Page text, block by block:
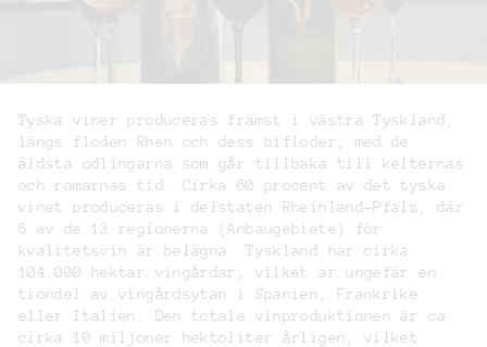
Tyska viner produceras främst i västra Tyskland,
längs floden Rhen och dess bifloder, med de
äldsta odlingarna som går tillbaka till kelternas
och romarnas tid. Cirka 60 procent av det tyska
vinet produceras i delstaten Rheinland-Pfalz, där
6 av de 13 regionerna (Anbaugebiete) för
kvalitetsvin är belägna. Tyskland har cirka
104.000 hektar vingårdar, vilket är ungefär en
tiondel av vingårdsytan i Spanien, Frankrike
eller Italien. Den totala vinproduktionen är ca
cirka 10 miljoner hektoliter årligen, vilket